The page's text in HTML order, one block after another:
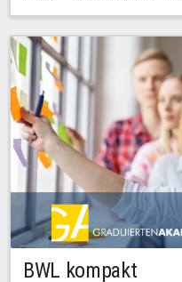
BWL kompakt